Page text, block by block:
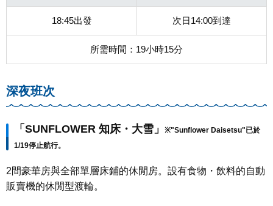
18:45出發 次日14:00到達
所需時間：19小時15分
深夜班次
「SUNFLOWER 知床・大雪」
※"Sunflower Daisetsu"已於
1/19停止航行。
2間豪華房與全部單層床鋪的休閒房。設有食物・飲料的自動
販賣機的休閒型渡輪。